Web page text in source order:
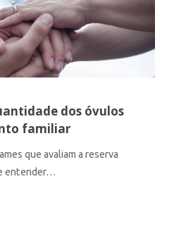
dos óvulos
familiar
que avaliam a reserva
entender…